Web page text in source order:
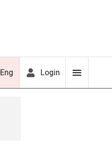
Eng Login